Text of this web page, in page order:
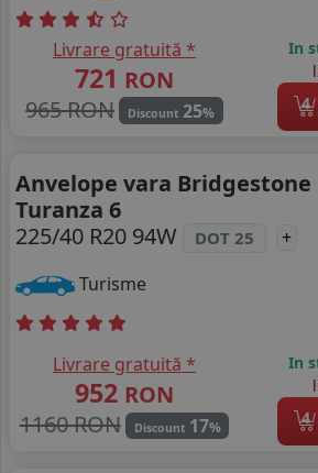
Livrare gratuită *
721 RON
965 RON
Discount 25%
In
4
Anvelope vara Bridgestone
Turanza 6
225/40 R20 94W
DOT 25
+
Turisme
Livrare gratuită *
952 RON
1160 RON
Discount 17%
In
4